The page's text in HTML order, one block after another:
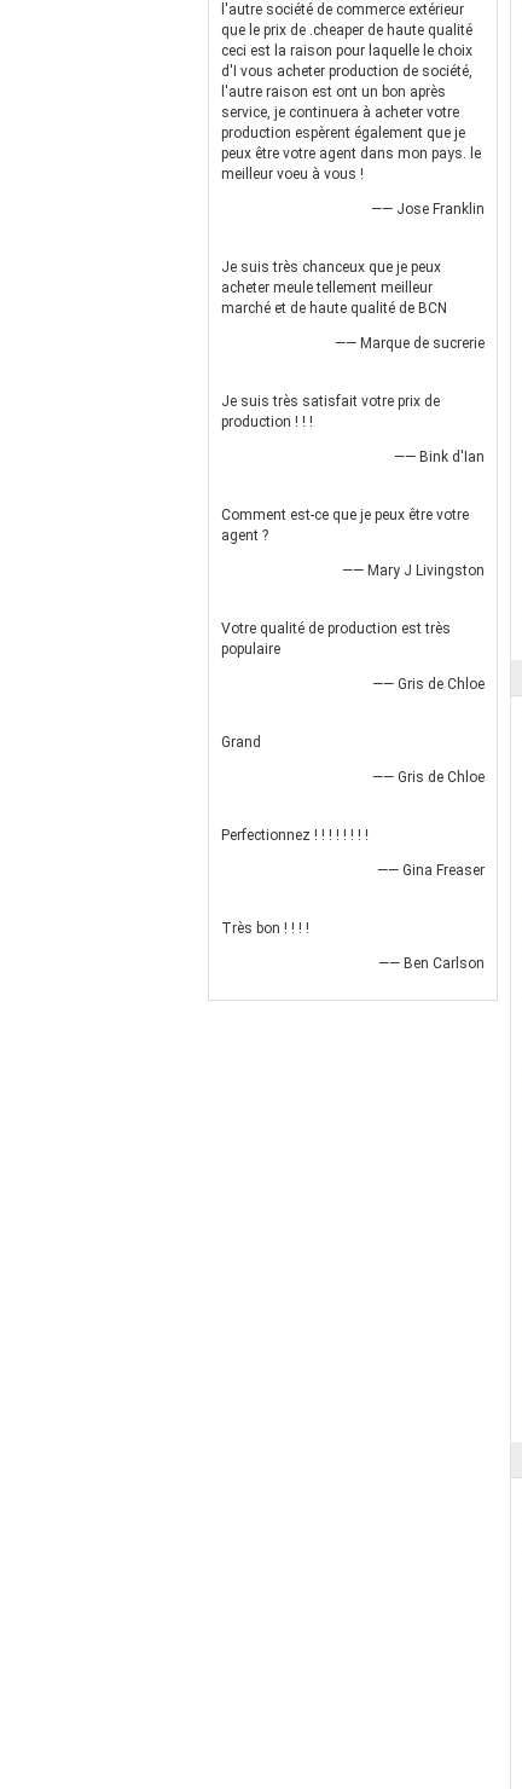
l'autre société de commerce extérieur
que le prix de .cheaper de haute qualité
ceci est la raison pour laquelle le choix
d'I vous acheter production de société,
l'autre raison est ont un bon après
service, je continuera à acheter votre
production espèrent également que je
peux être votre agent dans mon pays. le
meilleur voeu à vous !
—— Jose Franklin
Je suis très chanceux que je peux
acheter meule tellement meilleur
marché et de haute qualité de BCN
—— Marque de sucrerie
Je suis très satisfait votre prix de
production ! ! !
—— Bink d'Ian
Comment est-ce que je peux être votre
agent ?
—— Mary J Livingston
Votre qualité de production est très
populaire
—— Gris de Chloe
Grand
—— Gris de Chloe
Perfectionnez ! ! ! ! ! ! ! !
—— Gina Freaser
Très bon ! ! ! !
—— Ben Carlson